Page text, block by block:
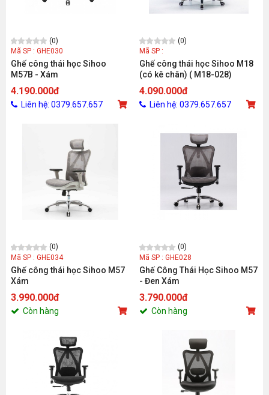
(0)
Mã SP : GHE030
Ghế công thái học Sihoo
M57B - Xám
4.190.000đ
Liên hệ: 0379.657.657
(0)
Mã SP :
Ghế công thái học Sihoo M18
(có kê chân) ( M18-028)
4.090.000đ
Liên hệ: 0379.657.657
(0)
Mã SP : GHE034
Ghế công thái học Sihoo M57
Xám
3.990.000đ
Còn hàng
(0)
Mã SP : GHE028
Ghế Công Thái Học Sihoo M57
- Đen Xám
3.790.000đ
Còn hàng